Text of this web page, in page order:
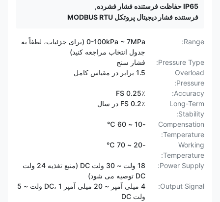
,
فرستنده فشار دیجیتال پروتکل MODBUS RTU
Range:
0-100kPa ~ 7MPa (برای جزئیات، لطفاً به
جدول انتخاب مراجعه کنید)
Pressure Type:
فشار سنج
Overload
Pressure:
Accuracy:
0.25٪ FS
Long-Term
Stability:
Compensation
Temperature:
-10 ~ 60 ℃
Working
Temperature:
Power Supply:
18 ولت ~ 30 ولت DC (منبع تغذیه 24 ولت
Output Signal:
4 میلی آمپر ~ 20 میلی آمپر DC، 1 ولت ~ 5